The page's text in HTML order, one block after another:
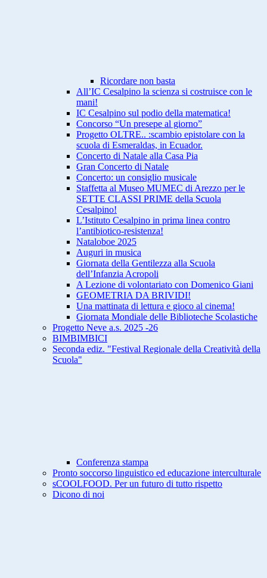
Ricordare non basta
All’IC Cesalpino la scienza si costruisce con le
mani!
IC Cesalpino sul podio della matematica!
Concorso “Un presepe al giorno”
Progetto OLTRE.. :scambio epistolare con la
scuola di Esmeraldas, in Ecuador.
Concerto di Natale alla Casa Pia
Gran Concerto di Natale
Concerto: un consiglio musicale
Staffetta al Museo MUMEC di Arezzo per le
SETTE CLASSI PRIME della Scuola
Cesalpino!
L’Istituto Cesalpino in prima linea contro
l’antibiotico-resistenza!
Nataloboe 2025
Auguri in musica
Giornata della Gentilezza alla Scuola
dell’Infanzia Acropoli
A Lezione di volontariato con Domenico Giani
GEOMETRIA DA BRIVIDI!
Una mattinata di lettura e gioco al cinema!
Giornata Mondiale delle Biblioteche Scolastiche
Progetto Neve a.s. 2025 -26
BIMBIMBICI
Seconda ediz. "Festival Regionale della Creatività della
Scuola"
Conferenza stampa
Pronto soccorso linguistico ed educazione interculturale
sCOOLFOOD. Per un futuro di tutto rispetto
Dicono di noi